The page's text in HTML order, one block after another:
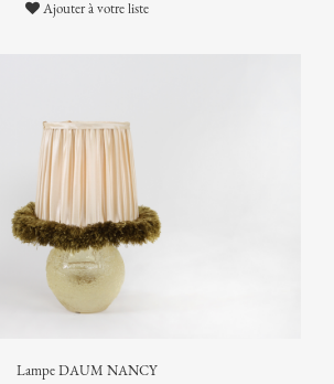
Ajouter à votre liste
Lampe DAUM NANCY